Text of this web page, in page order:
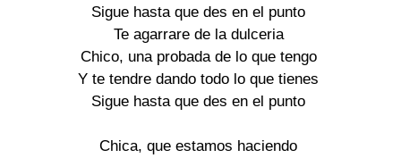
Sigue hasta que des en el punto
Te agarrare de la dulceria
Chico, una probada de lo que tengo
Y te tendre dando todo lo que tienes
Sigue hasta que des en el punto
Chica, que estamos haciendo